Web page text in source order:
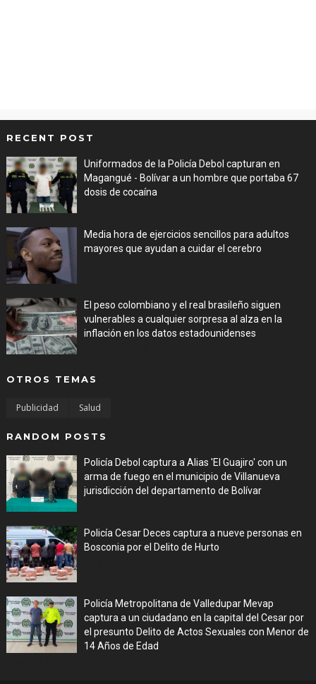
RECENT POST
Uniformados de la Policía Debol capturan en
Magangué - Bolívar a un hombre que portaba 67
dosis de cocaína
Media hora de ejercicios sencillos para adultos
mayores que ayudan a cuidar el cerebro
El peso colombiano y el real brasileño siguen
vulnerables a cualquier sorpresa al alza en la
inflación en los datos estadounidenses
OTROS TEMAS
Publicidad Salud
RANDOM POSTS
Policía Debol captura a Alias 'El Guajiro' con un
arma de fuego en el municipio de Villanueva
jurisdicción del departamento de Bolívar
Policía Cesar Deces captura a nueve personas en
Bosconia por el Delito de Hurto
Policía Metropolitana de Valledupar Mevap
captura a un ciudadano en la capital del Cesar por
el presunto Delito de Actos Sexuales con Menor de
14 Años de Edad